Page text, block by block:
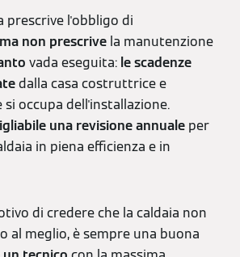
prescrive l'obbligo di
ma non prescrive la manutenzione
vada eseguita: le scadenze
dalla casa costruttrice e
si occupa dell'installazione.
una revisione annuale per
in piena efficienza e in
di credere che la caldaia non
al meglio, è sempre una buona